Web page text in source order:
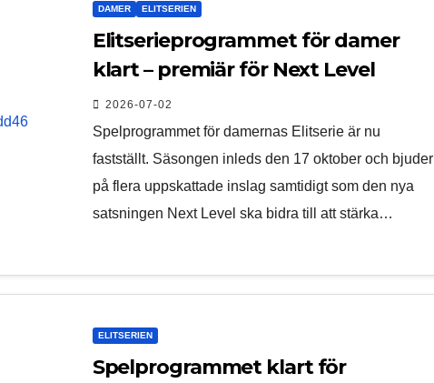
DAMER ELITSERIEN
Elitserieprogrammet för damer
klart – premiär för Next Level
2026-07-02
Spelprogrammet för damernas Elitserie är nu
fastställt. Säsongen inleds den 17 oktober och bjuder
på flera uppskattade inslag samtidigt som den nya
satsningen Next Level ska bidra till att stärka…
ELITSERIEN
Spelprogrammet klart för